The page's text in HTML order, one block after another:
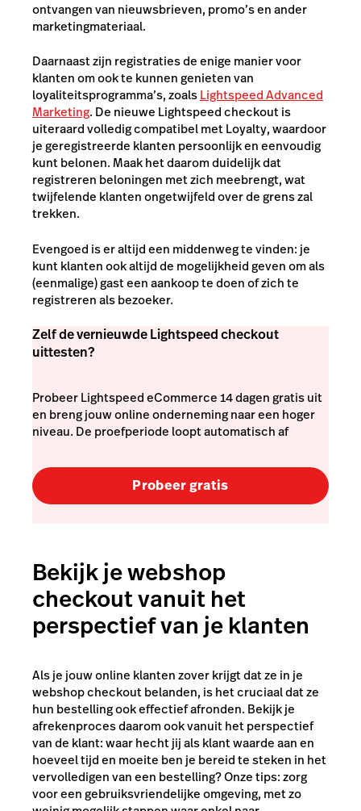
ontvangen van nieuwsbrieven, promo’s en ander
marketingmateriaal.
Daarnaast zijn registraties de enige manier voor
klanten om ook te kunnen genieten van
loyaliteitsprogramma’s, zoalsLightspeed Advanced
Marketing. De nieuwe Lightspeed checkout is
uiteraard volledig compatibel met Loyalty, waardoor
je geregistreerde klanten persoonlijk en eenvoudig
kunt belonen. Maak het daarom duidelijk dat
registreren beloningen met zich meebrengt, wat
twijfelende klanten ongetwijfeld over de grens zal
trekken.
Evengoed is er altijd een middenweg te vinden: je
kunt klanten ook altijd de mogelijkheid geven om als
(eenmalige) gast een aankoop te doen of zich te
registreren als bezoeker.
Zelf de vernieuwde Lightspeed checkout
uittesten?
Probeer Lightspeed eCommerce 14 dagen gratis uit
en breng jouw online onderneming naar een hoger
niveau. De proefperiode loopt automatisch af
Probeer gratis
Bekijk je webshop
checkout vanuit het
perspectief van je klanten
Als je jouw online klanten zover krijgt dat ze in je
webshop checkout belanden, is het cruciaal dat ze
hun bestelling ook effectief afronden. Bekijk je
afrekenproces daarom ook vanuit het perspectief
van de klant: waar hecht jij als klant waarde aan en
hoeveel tijd en moeite ben je bereid te steken in het
vervolledigen van een bestelling? Onze tips: zorg
voor een gebruiksvriendelijke omgeving, met zo